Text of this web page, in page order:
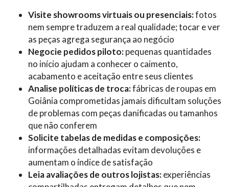
Visite showrooms virtuais ou presenciais:fotos
nem sempre traduzem a real qualidade; tocar e ver
as peças agrega segurança ao negócio
Negocie pedidos piloto:pequenas quantidades
no início ajudam a conhecer o caimento,
acabamento e aceitação entre seus clientes
Analise políticas de troca:fábricas de roupas em
Goiânia comprometidas jamais dificultam soluções
de problemas com peças danificadas ou tamanhos
que não conferem
Solicite tabelas de medidas e composições:
informações detalhadas evitam devoluções e
aumentam o índice de satisfação
Leia avaliações de outros lojistas:experiências